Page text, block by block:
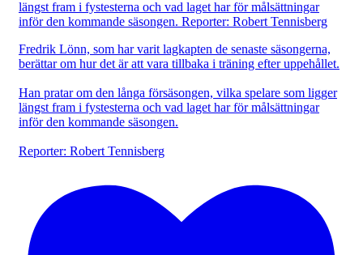
Fredrik Lönn, som har varit lagkapten de senaste säsongerna,
berättar om hur det är att vara tillbaka i träning efter uppehållet.
Han pratar om den långa försäsongen, vilka spelare som ligger
längst fram i fystesterna och vad laget har för målsättningar
inför den kommande säsongen.
Reporter: Robert Tennisberg